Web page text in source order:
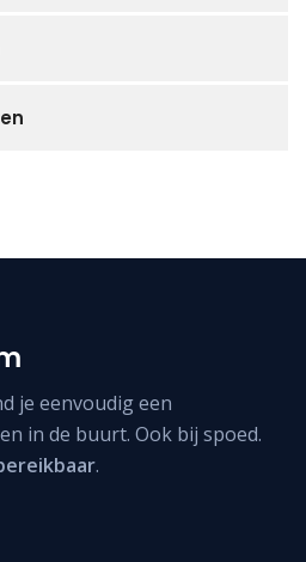
je eenvoudig een
in de buurt. Ook bij spoed.
.